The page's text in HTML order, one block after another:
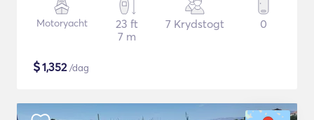
Motoryacht
23 ft
7 m
7 Krydstogt 0
$1,352/dag